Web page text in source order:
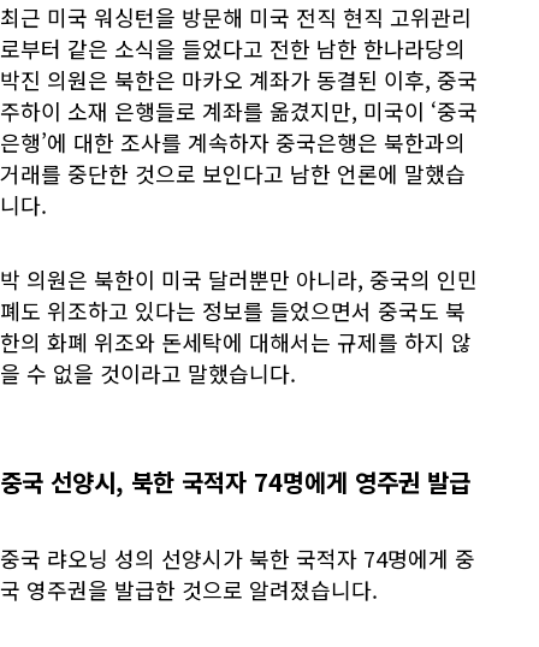
최근 미국 워싱턴을 방문해 미국 전직 현직 고위관리
로부터 같은 소식을 들었다고 전한 남한 한나라당의
박진 의원은 북한은 마카오 계좌가 동결된 이후, 중국
주하이 소재 은행들로 계좌를 옮겼지만, 미국이 ‘중국
은행’에 대한 조사를 계속하자 중국은행은 북한과의
거래를 중단한 것으로 보인다고 남한 언론에 말했습
니다.
박 의원은 북한이 미국 달러뿐만 아니라, 중국의 인민
폐도 위조하고 있다는 정보를 들었으면서 중국도 북
한의 화폐 위조와 돈세탁에 대해서는 규제를 하지 않
을 수 없을 것이라고 말했습니다.
중국 선양시, 북한 국적자 74명에게 영주권 발급
중국 랴오닝 성의 선양시가 북한 국적자 74명에게 중
국 영주권을 발급한 것으로 알려졌습니다.